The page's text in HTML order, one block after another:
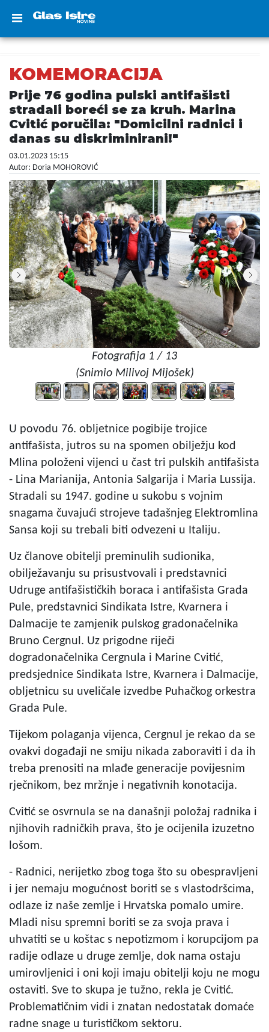
KOMEMORACIJA
Prije 76 godina pulski antifašisti
stradali boreći se za kruh. Marina
Cvitić poručila: "Domicilni radnici i
danas su diskriminirani!"
03.01.2023 15:15
Autor: Doria MOHOROVIĆ
Fotografija 1 / 13
(Snimio Milivoj Mijošek)
U povodu 76. obljetnice pogibije trojice
antifašista, jutros su na spomen obilježju kod
Mlina položeni vijenci u čast tri pulskih antifašista
- Lina Marianija, Antonia Salgarija i Maria Lussija.
Stradali su 1947. godine u sukobu s vojnim
snagama čuvajući strojeve tadašnjeg Elektromlina
Sansa koji su trebali biti odvezeni u Italiju.
Uz članove obitelji preminulih sudionika,
obilježavanju su prisustvovali i predstavnici
Udruge antifašističkih boraca i antifašista Grada
Pule, predstavnici Sindikata Istre, Kvarnera i
Dalmacije te zamjenik pulskog gradonačelnika
Bruno Cergnul. Uz prigodne riječi
dogradonačelnika Cergnula i Marine Cvitić,
predsjednice Sindikata Istre, Kvarnera i Dalmacije,
obljetnicu su uveličale izvedbe Puhačkog orkestra
Grada Pule.
Tijekom polaganja vijenca, Cergnul je rekao da se
ovakvi događaji ne smiju nikada zaboraviti i da ih
treba prenositi na mlađe generacije povijesnim
rječnikom, bez mržnje i negativnih konotacija.
Cvitić se osvrnula se na današnji položaj radnika i
njihovih radničkih prava, što je ocijenila izuzetno
lošom.
- Radnici, nerijetko zbog toga što su obespravljeni
i jer nemaju mogućnost boriti se s vlastodršcima,
odlaze iz naše zemlje i Hrvatska pomalo umire.
Mladi nisu spremni boriti se za svoja prava i
uhvatiti se u koštac s nepotizmom i korupcijom pa
radije odlaze u druge zemlje, dok nama ostaju
umirovljenici i oni koji imaju obitelji koju ne mogu
ostaviti. Sve to skupa je tužno, rekla je Cvitić.
Problematičnim vidi i znatan nedostatak domaće
radne snage u turističkom sektoru.